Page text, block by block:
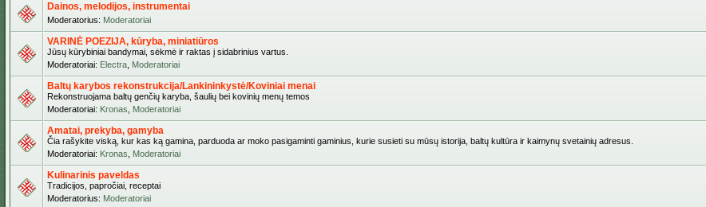
Dainos, melodijos, instrumentai
Moderatorius: Moderatoriai
VARINĖ POEZIJA, kūryba, miniatiūros
Jūsų kūrybiniai bandymai, sėkmė ir raktas į sidabrinius vartus.
Moderatoriai: Electra Moderatoriai
Baltų karybos rekonstrukcija/Lankininkystė/Koviniai menai
Rekonstruojama baltų genčių karyba, šaulių bei kovinių menų temos
Moderatoriai: Kronas Moderatoriai
Amatai, prekyba, gamyba
Čia rašykite viską, kur kas ką gamina, parduoda ar moko pasigaminti gaminius, kurie susieti su mūsų istorija, baltų kultūra ir kaimynų svetainių adresus.
Moderatoriai: Kronas Moderatoriai
Kulinarinis paveldas
Tradicijos, papročiai, receptai
Moderatorius: Moderatoriai